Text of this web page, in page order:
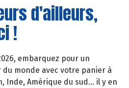
d'ailleurs,
!
embarquez pour un
monde avec votre panier à
Inde, Amérique du sud… il y en